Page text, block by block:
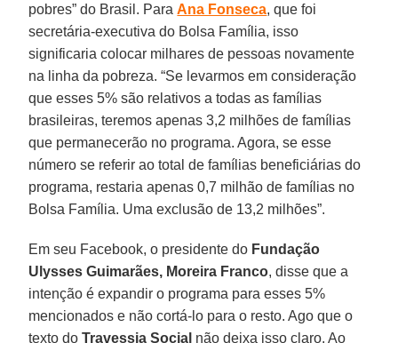
pobres” do Brasil. ParaAna Fonseca, que foi
secretária-executiva do Bolsa Família, isso
significaria colocar milhares de pessoas novamente
na linha da pobreza. “Se levarmos em consideração
que esses 5% são relativos a todas as famílias
brasileiras, teremos apenas 3,2 milhões de famílias
que permanecerão no programa. Agora, se esse
número se referir ao total de famílias beneficiárias do
programa, restaria apenas 0,7 milhão de famílias no
Bolsa Família. Uma exclusão de 13,2 milhões”.
Em seu Facebook, o presidente do Fundação
Ulysses Guimarães, Moreira Franco, disse que a
intenção é expandir o programa para esses 5%
mencionados e não cortá-lo para o resto. Ago que o
texto doTravessia Social não deixa isso claro. Ao